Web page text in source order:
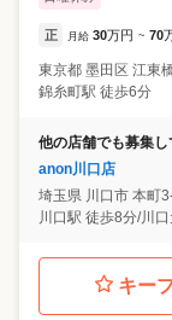
正 月給 30万円 ~ 70
東京都 墨田区 江東
錦糸町駅 徒歩6分
他の店舗でも募集し
anon川口店
埼玉県 川口市 本町
川口駅 徒歩8分/川
キー